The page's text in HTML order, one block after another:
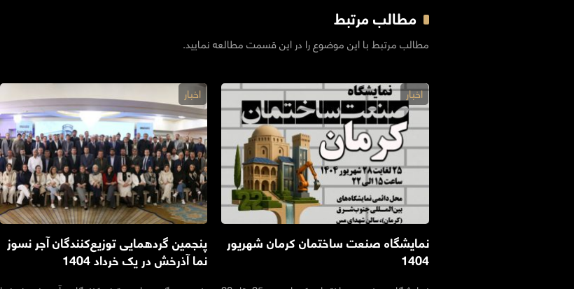
مطالب مرتبط
مطالب مرتبط با این موضوع را در این قسمت مطالعه نمایید.
نمایشگاه صنعت ساختمان کرمان شهریور
1404
اخبار
پنجمین گردهمایی توزیع‌کنندگان آجر نسوز
نما آذرخش در یک خرداد 1404
اخبار